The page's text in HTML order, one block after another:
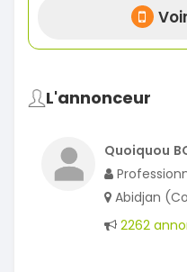
L'annonceur
Quoiquou
Abidjan
2262